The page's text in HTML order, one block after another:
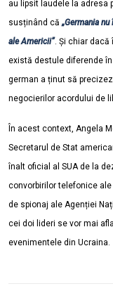
au lipsit laudele la adresa
susținând că „Germania
ale Americii”. Și chiar
există destule diferende
german a ținut să
negocierilor acordului de
n acest context, Angela
Secretarul de Stat
înalt oficial al SUA de la
convorbirilor telefonice
de spionaj ale Agenției
cei doi lideri se vor mai
evenimentele din Ucraina.